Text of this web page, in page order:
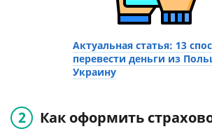
Актуальная статья: 13
перевести деньги из
Украину
Как оформить